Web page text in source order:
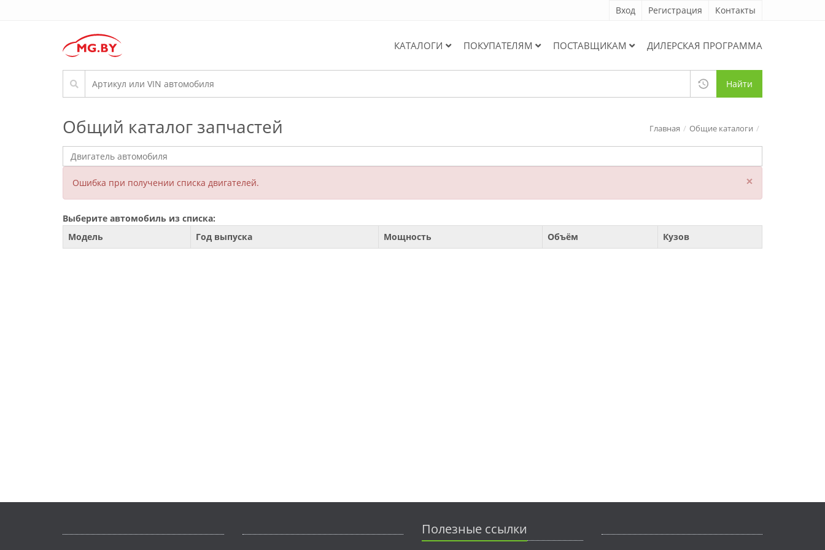
Вход Регистрация Контакты
КАТАЛОГИ ПОКУПАТЕЛЯМ ПОСТАВЩИКАМ ДИЛЕРСКАЯ ПРОГРАММА
Найти
Общий каталог запчастей Главная Общие каталоги
Ошибка при получении списка двигателей. ×
Выберите автомобиль из списка:
Модель
Год выпуска Мощность Объём Кузов
Полезные ссылки